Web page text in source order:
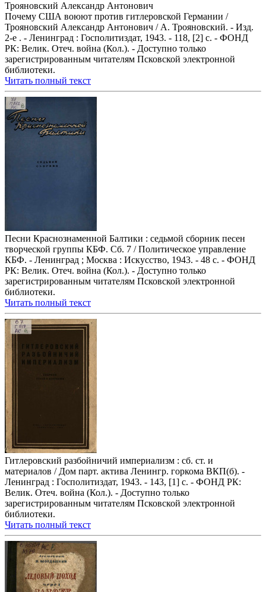
Трояновский Александр Антонович
Почему США воюют против гитлеровской Германии /
Трояновский Александр Антонович / А. Трояновский. - Изд.
2-е . - Ленинград : Госполитиздат, 1943. - 118, [2] с. - ФОНД
РК: Велик. Отеч. война (Кол.). - Доступно только
зарегистрированным читателям Псковской электронной
библиотеки.
Читать полный текст
Песни Краснознаменной Балтики : седьмой сборник песен
творческой группы КБФ. Сб. 7 / Политическое управление
КБФ. - Ленинград ; Москва : Искусство, 1943. - 48 с. - ФОНД
РК: Велик. Отеч. война (Кол.). - Доступно только
зарегистрированным читателям Псковской электронной
библиотеки.
Читать полный текст
Гитлеровский разбойничий империализм : сб. ст. и
материалов / Дом парт. актива Ленингр. горкома ВКП(б). -
Ленинград : Госполитиздат, 1943. - 143, [1] с. - ФОНД РК:
Велик. Отеч. война (Кол.). - Доступно только
зарегистрированным читателям Псковской электронной
библиотеки.
Читать полный текст